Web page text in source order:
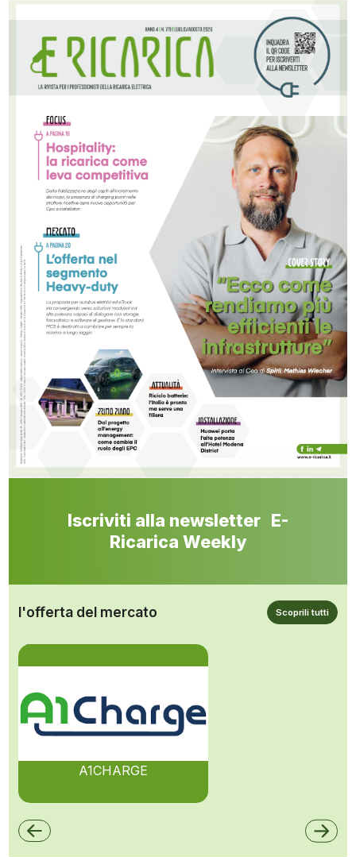
Iscriviti alla newsletter E-
Ricarica Weekly
l'offerta del mercato Scoprili tutti
A1CHARGE